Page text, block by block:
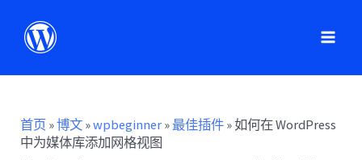
首页 »博文 »wpbeginner »最佳插件 »如何在 WordPress
中为媒体库添加网格视图